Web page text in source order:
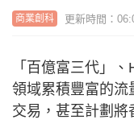
商業創科 更新時間：
「百億富三代」
領域累積豐富的流
交易，甚至計劃將